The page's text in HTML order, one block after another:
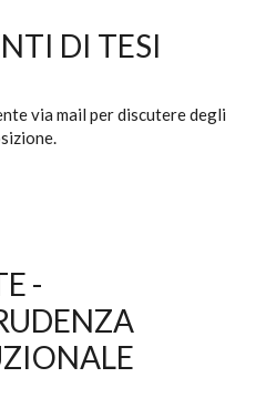
DI TESI
via mail per discutere degli
-